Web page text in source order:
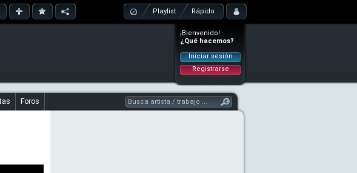
Playlist Rápido
¡Bienvenido!
¿Qué hacemos?
Iniciar sesión
Registrarse
Foros